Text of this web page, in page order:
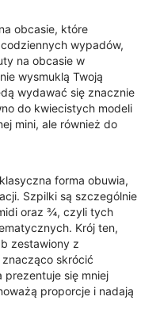
obcasie, które
wypadów,
na obcasie w
wysmuklą Twoją
wydawać się znacznie
do kwiecistych modeli
mini, ale również do
forma obuwia,
Szpilki są szczególnie
oraz ¾, czyli tych
Krój ten,
zestawiony z
skrócić
się mniej
proporcje i nadają